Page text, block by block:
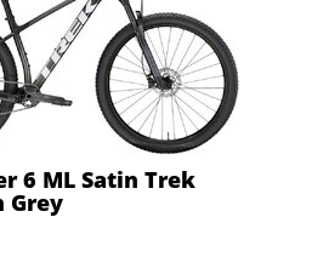
6 ML Satin Trek
Grey